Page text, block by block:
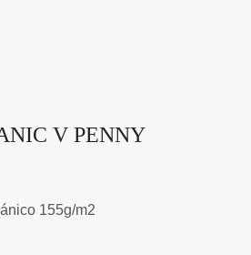
V PENNY
155g/m2